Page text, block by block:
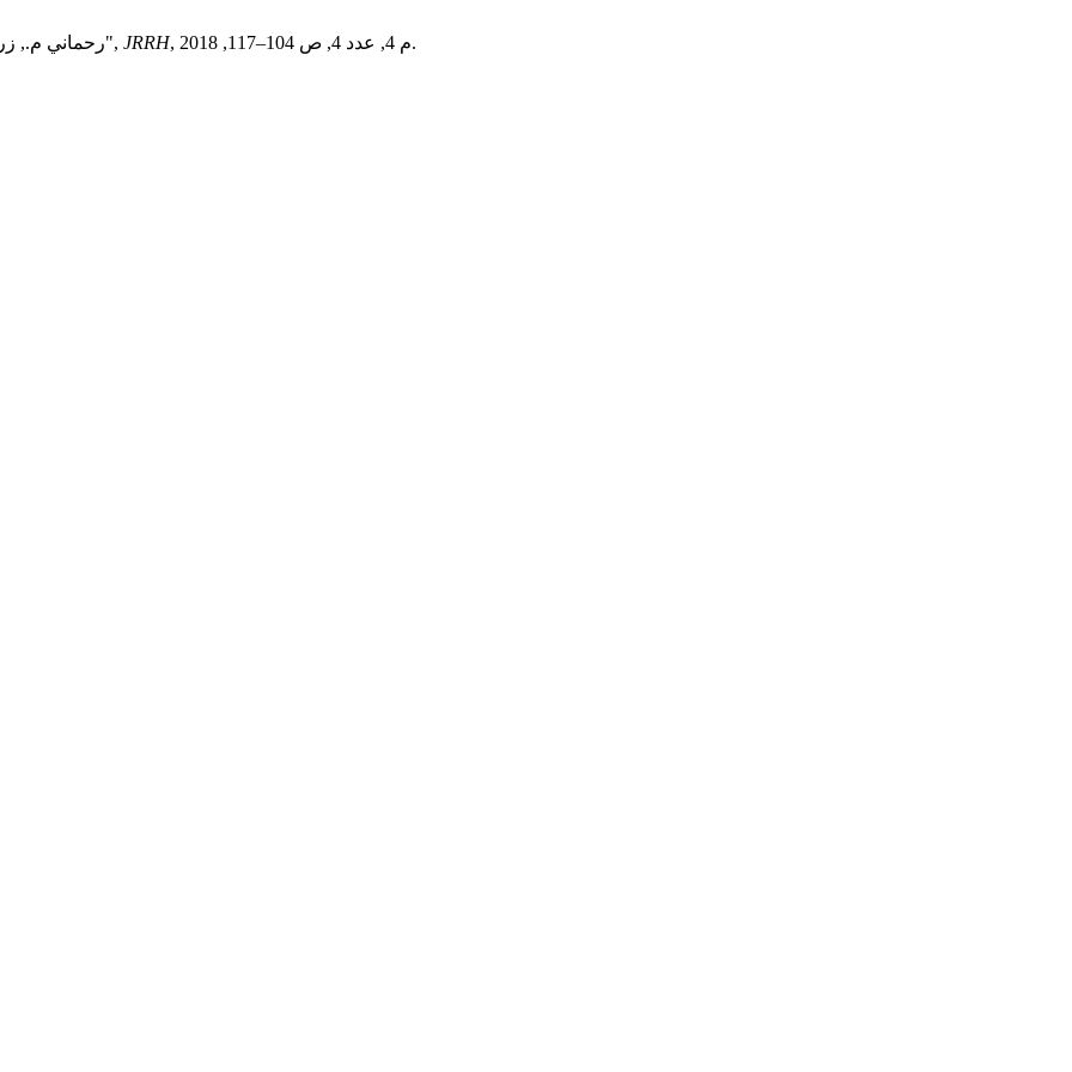
رحماني م., زروندي ن., و عبدالجباري م., "قتل الرحمة واحكامه في الفقه الاسلامي", JRRH , م 4, عدد 4, ص 104–117, 2018.